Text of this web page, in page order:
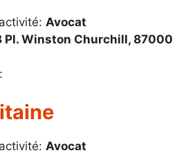
Avocat
Pl. Winston Churchill, 87000
Avocat